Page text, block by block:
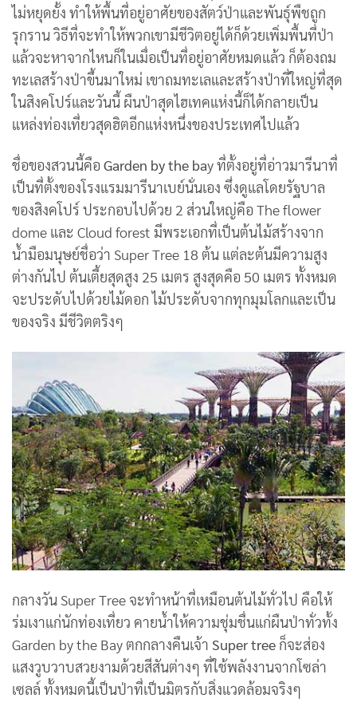
ไม่หยุดยั้ง ทำให้พื้นที่อยู่อาศัยของสัตว์ป่าและพันธุ์พืชถูก
รุกราน วิธีที่จะทำให้พวกเขามีชีวิตอยู่ได้ก็ด้วยเพิ่มพื้นที่ป่า
แล้วจะหาจากไหนก็ในเมื่อเป็นที่อยู่อาศัยหมดแล้ว ก็ต้องถม
ทะเลสร้างป่าขึ้นมาใหม่ เขาถมทะเลและสร้างป่าที่ใหญ่ที่สุด
ในสิงคโปร์และวันนี้ ผืนป่าสุดไฮเทคแห่งนี้ก็ได้กลายเป็น
แหล่งท่องเที่ยวสุดฮิตอีกแห่งหนึ่งของประเทศไปแล้ว
ชื่อของสวนนี้คือ Garden by the bay ที่ตั้งอยู่ที่อ่าวมารีนาที่
เป็นที่ตั้งของโรงแรมมารีนาเบย์นั่นเอง ซึ่งดูแลโดยรัฐบาล
ของสิงคโปร์ ประกอบไปด้วย 2 ส่วนใหญ่คือ The flower
dome และ Cloud forest มีพระเอกที่เป็นต้นไม้สร้างจาก
น้ำมือมนุษย์ชื่อว่า Super Tree 18 ต้น แต่ละต้นมีความสูง
ต่างกันไป ต้นเตี้ยสุดสูง 25 เมตร สูงสุดคือ 50 เมตร ทั้งหมด
จะประดับไปด้วยไม้ดอก ไม้ประดับจากทุกมุมโลกและเป็น
ของจริง มีชีวิตตริงๆ
กลางวัน Super Tree จะทำหน้าที่เหมือนต้นไม้ทั่วไป คือให้
ร่มเงาแก่นักท่องเที่ยว คายน้ำให้ความชุ่มชื่นแก่ผืนป่าทั่วทั้ง
Garden by the Bay ตกกลางคืนเจ้า Super tree ก็จะส่อง
แสงวูบวาบสวยงามด้วยสีสันต่างๆ ที่ใช้พลังงานจากโซล่า
เซลล์ ทั้งหมดนี้เป็นป่าที่เป็นมิตรกับสิ่งแวดล้อมจริงๆ